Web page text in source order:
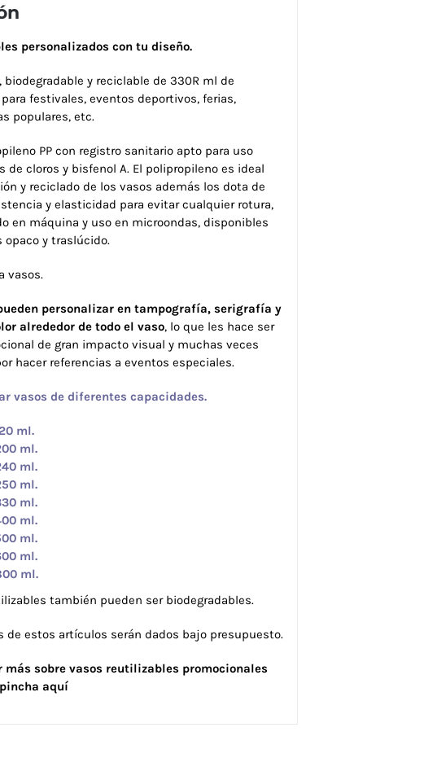
personalizados con tu diseño.
biodegradable y reciclable de 330R ml de
festivales, eventos deportivos, ferias,
populares, etc.
PP con registro sanitario apto para uso
de cloros y bisfenol A. El polipropileno es ideal
y reciclado de los vasos además los dota de
y elasticidad para evitar cualquier rotura,
en máquina y uso en microondas, disponibles
opaco y traslúcido.
vasos.
personalizar en tampografía, serigrafía y
alrededor de todo el vaso, lo que les hace ser
de gran impacto visual y muchas veces
hacer referencias a eventos especiales.
vasos de diferentes capacidades.
ml.
ml.
ml.
ml.
ml.
ml.
ml.
ml.
ml.
también pueden ser biodegradables.
de estos artículos serán dados bajo presupuesto.
más sobre vasos reutilizables promocionales
aquí